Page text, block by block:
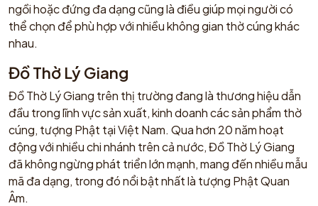
ngồi hoặc đứng đa dạng cũng là điều giúp mọi người có
thể chọn để phù hợp với nhiều không gian thờ cúng khác
nhau.
Đồ Thờ Lý Giang
Đồ Thờ Lý Giang trên thị trường đang là thương hiệu dẫn
đầu trong lĩnh vực sản xuất, kinh doanh các sản phẩm thờ
cúng, tượng Phật tại Việt Nam. Qua hơn 20 năm hoạt
động với nhiều chi nhánh trên cả nước, Đồ Thờ Lý Giang
đã không ngừng phát triển lớn mạnh, mang đến nhiều mẫu
mã đa dạng, trong đó nổi bật nhất là tượng Phật Quan
Âm.